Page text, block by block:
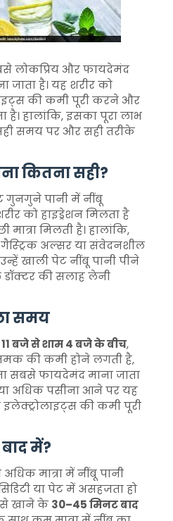
लोकप्रिय और फायदेमंद
जाता है। यह शरीर को
की कमी पूरी करने और
हालांकि, इसका पूरा लाभ
समय पर और सही तरीके
कितना सही?
गुनगुने पानी में नींबू
को हाइड्रेशन मिलता है
मिलती है। हालांकि,
गैस्ट्रिक अल्सर या संवेदनशील
खाली पेट नींबू पानी पीने
डॉक्टर की सलाह लेनी
समय
11 बजे से शाम 4 बजे के बीच,
की कमी होने लगती है,
सबसे फायदेमंद माना जाता
अधिक पसीना आने पर यह
की कमी पूरी
में?
मात्रा में नींबू पानी
या पेट में असहजता हो
खाने के 30–45 मिनट बाद